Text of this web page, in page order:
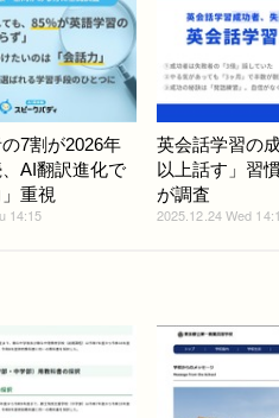
7割が2026年
AI翻訳進化で
重視
14:15
英会話学習の
以上話す」習
が調査
2025.12.24 Wed